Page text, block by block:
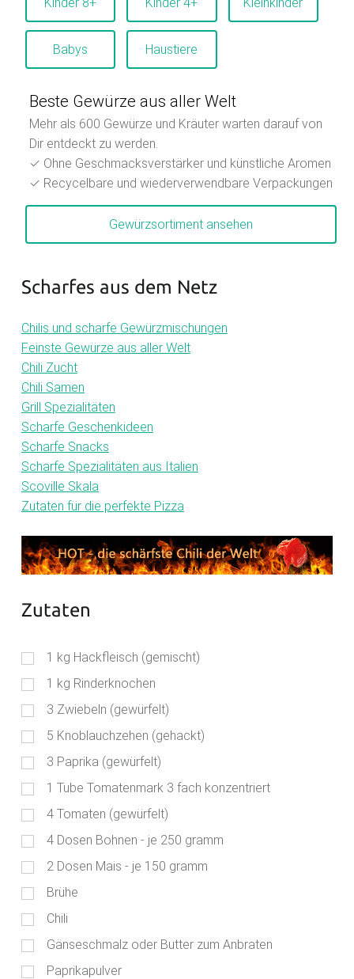
Babys Haustiere
Beste Gewürze aus aller Welt
Mehr als 600 Gewürze und Kräuter warten darauf von
Dir entdeckt zu werden.
✓ Ohne Geschmacksverstärker und künstliche Aromen
✓ Recycelbare und wiederverwendbare Verpackungen
Gewürzsortiment ansehen
Scharfes aus dem Netz
Chilis und scharfe Gewürzmischungen
Feinste Gewürze aus aller Welt
Chili Zucht
Chili Samen
Grill Spezialitäten
Scharfe Geschenkideen
Scharfe Snacks
Scharfe Spezialitäten aus Italien
Scoville Skala
Zutaten für die perfekte Pizza
Zutaten
1 kg Hackfleisch (gemischt)
1 kg Rinderknochen
3 Zwiebeln (gewürfelt)
5 Knoblauchzehen (gehackt)
3 Paprika (gewürfelt)
1 Tube Tomatenmark 3 fach konzentriert
4 Tomaten (gewürfelt)
4 Dosen Bohnen - je 250 gramm
2 Dosen Mais - je 150 gramm
Brühe
Chili
Gänseschmalz oder Butter zum Anbraten
Paprikapulver